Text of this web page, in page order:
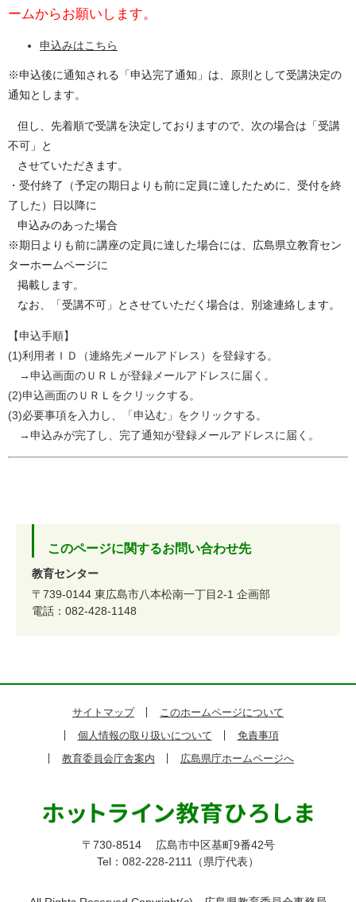
ームからお願いします。
申込みはこちら
※申込後に通知される「申込完了通知」は、原則として受講決定の
通知とします。
但し、先着順で受講を決定しておりますので、次の場合は「受講
不可」と
させていただきます。
・受付終了（予定の期日よりも前に定員に達したために、受付を終
了した）日以降に
申込みのあった場合
※期日よりも前に講座の定員に達した場合には、広島県立教育セン
ターホームページに
掲載します。
なお、「受講不可」とさせていただく場合は、別途連絡します。
【申込手順】
(1)利用者ＩＤ（連絡先メールアドレス）を登録する。
→申込画面のＵＲＬが登録メールアドレスに届く。
(2)申込画面のＵＲＬをクリックする。
(3)必要事項を入力し、「申込む」をクリックする。
→申込みが完了し、完了通知が登録メールアドレスに届く。
このページに関するお問い合わせ先
教育センター
〒739-0144 東広島市八本松南一丁目2-1 企画部
電話：082-428-1148
サイトマップ
このホームページについて
個人情報の取り扱いについて
免責事項
教育委員会庁舎案内
広島県庁ホームページへ
〒730-8514
広島市中区基町9番42号
Tel：082-228-2111（県庁代表）